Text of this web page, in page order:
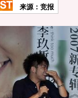
来源：竞报